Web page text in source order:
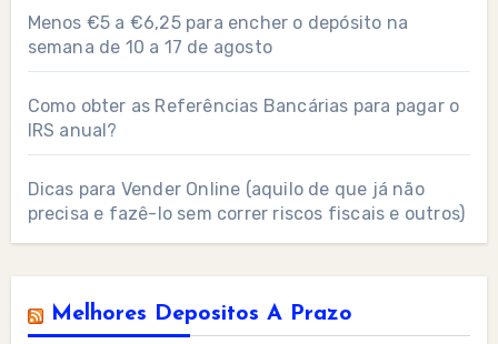
Menos €5 a €6,25 para encher o depósito na
semana de 10 a 17 de agosto
Como obter as Referências Bancárias para pagar o
IRS anual?
Dicas para Vender Online (aquilo de que já não
precisa e fazê-lo sem correr riscos fiscais e outros)
Melhores Depositos A Prazo